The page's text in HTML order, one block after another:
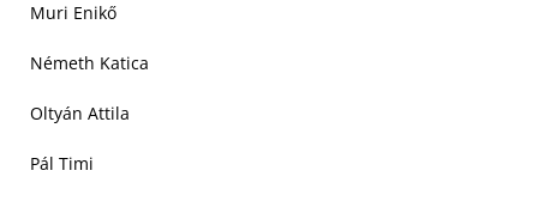
Muri Enikő
Németh Katica
Oltyán Attila
Pál Timi